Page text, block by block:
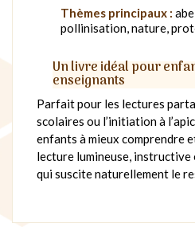
Thèmes principaux :
pollinisation, nature,
Un livre idéal pour
enseignants
Parfait pour les lectures
scolaires ou l’initiation à
enfants à mieux comprendre
lecture lumineuse, instructive
qui suscite naturellement le